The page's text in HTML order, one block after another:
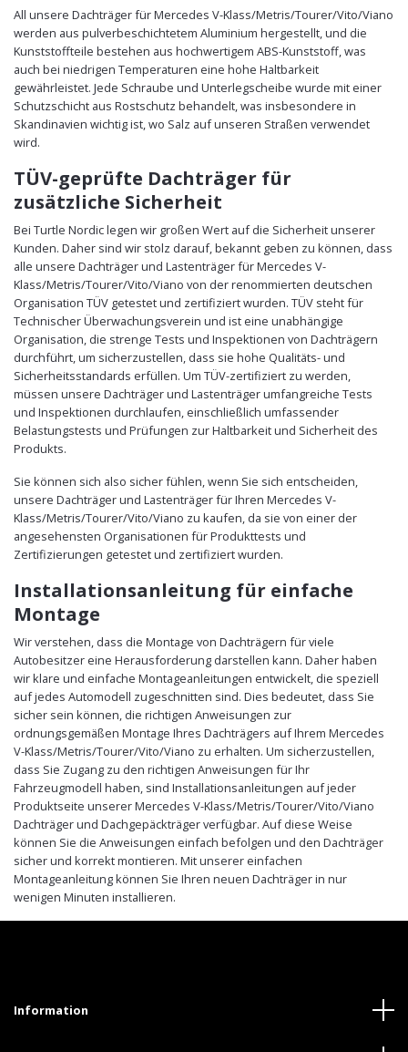
All unsere Dachträger für Mercedes V-Klass/Metris/Tourer/Vito/Viano
werden aus pulverbeschichtetem Aluminium hergestellt, und die
Kunststoffteile bestehen aus hochwertigem ABS-Kunststoff, was
auch bei niedrigen Temperaturen eine hohe Haltbarkeit
gewährleistet. Jede Schraube und Unterlegscheibe wurde mit einer
Schutzschicht aus Rostschutz behandelt, was insbesondere in
Skandinavien wichtig ist, wo Salz auf unseren Straßen verwendet
wird.
TÜV-geprüfte Dachträger für
zusätzliche Sicherheit
Bei Turtle Nordic legen wir großen Wert auf die Sicherheit unserer
Kunden. Daher sind wir stolz darauf, bekannt geben zu können, dass
alle unsere Dachträger und Lastenträger für Mercedes V-
Klass/Metris/Tourer/Vito/Viano von der renommierten deutschen
Organisation TÜV getestet und zertifiziert wurden. TÜV steht für
Technischer Überwachungsverein und ist eine unabhängige
Organisation, die strenge Tests und Inspektionen von Dachträgern
durchführt, um sicherzustellen, dass sie hohe Qualitäts- und
Sicherheitsstandards erfüllen. Um TÜV-zertifiziert zu werden,
müssen unsere Dachträger und Lastenträger umfangreiche Tests
und Inspektionen durchlaufen, einschließlich umfassender
Belastungstests und Prüfungen zur Haltbarkeit und Sicherheit des
Produkts.
Sie können sich also sicher fühlen, wenn Sie sich entscheiden,
unsere Dachträger und Lastenträger für Ihren Mercedes V-
Klass/Metris/Tourer/Vito/Viano zu kaufen, da sie von einer der
angesehensten Organisationen für Produkttests und
Zertifizierungen getestet und zertifiziert wurden.
Installationsanleitung für einfache
Montage
Wir verstehen, dass die Montage von Dachträgern für viele
Autobesitzer eine Herausforderung darstellen kann. Daher haben
wir klare und einfache Montageanleitungen entwickelt, die speziell
auf jedes Automodell zugeschnitten sind. Dies bedeutet, dass Sie
sicher sein können, die richtigen Anweisungen zur
ordnungsgemäßen Montage Ihres Dachträgers auf Ihrem Mercedes
V-Klass/Metris/Tourer/Vito/Viano zu erhalten. Um sicherzustellen,
dass Sie Zugang zu den richtigen Anweisungen für Ihr
Fahrzeugmodell haben, sind Installationsanleitungen auf jeder
Produktseite unserer Mercedes V-Klass/Metris/Tourer/Vito/Viano
Dachträger und Dachgepäckträger verfügbar. Auf diese Weise
können Sie die Anweisungen einfach befolgen und den Dachträger
sicher und korrekt montieren. Mit unserer einfachen
Montageanleitung können Sie Ihren neuen Dachträger in nur
wenigen Minuten installieren.
Information